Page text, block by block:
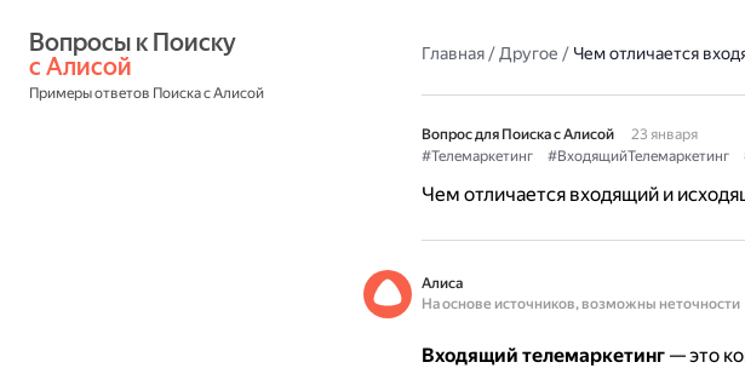
с Алисой
Примеры ответов Поиска с Алисой
Главная/Другое / Чем отличается
Вопрос для Поиска с Алисой
23 января
#Телемаркетинг
#ВходящийТелемаркетинг
Чем отличается входящий и
Алиса
На основе источников, возможны неточности
Входящий телемаркетинг— это